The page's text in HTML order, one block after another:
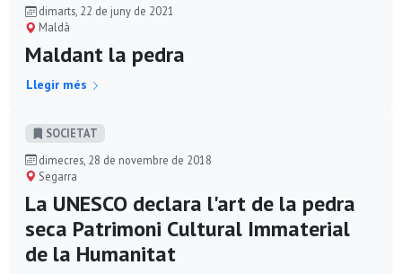
dimarts, 22 de juny de 2021
Maldà
Maldant la pedra
Llegir més
SOCIETAT
dimecres, 28 de novembre de 2018
Segarra
La UNESCO declara l'art de la pedra
seca Patrimoni Cultural Immaterial
de la Humanitat